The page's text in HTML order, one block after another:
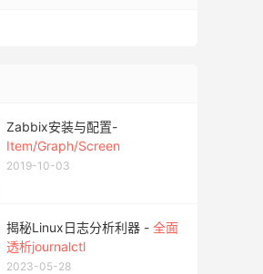
Zabbix安装与配置-
Item/Graph/Screen
2019-10-03
揭秘Linux日志分析利器 - 全面
透析journalctl
2023-05-28